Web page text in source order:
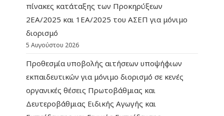
πίνακες κατάταξης των Προκηρύξεων
2ΕΑ/2025 και 1ΕΑ/2025 του ΑΣΕΠ για μόνιμο
διορισμό
5 Αυγούστου 2026
Προθεσμία υποβολής αιτήσεων υποψήφιων
εκπαιδευτικών για μόνιμο διορισμό σε κενές
οργανικές θέσεις Πρωτοβάθμιας και
Δευτεροβάθμιας Ειδικής Αγωγής και